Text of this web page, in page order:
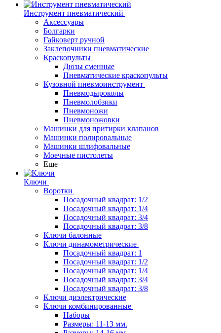
Инструмент пневматический
Аксессуары
Болгарки
Гайковерт ручной
Заклепочники пневматические
Краскопульты
Дюзы сменные
Пневматические краскопульты
Кузовной пневмоинструмент
Пневмодыроколы
Пневмолобзики
Пневмоножи
Пневмоножовки
Машинки для притирки клапанов
Машинки полировальные
Машинки шлифовальные
Моечные пистолеты
Еще
Ключи
Воротки
Посадочный квадрат: 1/2
Посадочный квадрат: 1/4
Посадочный квадрат: 3/4
Посадочный квадрат: 3/8
Ключи балонные
Ключи динамометрические
Посадочный квадрат: 1
Посадочный квадрат: 1/2
Посадочный квадрат: 1/4
Посадочный квадрат: 3/4
Посадочный квадрат: 3/8
Ключи диэлектрические
Ключи комбинированные
Наборы
Размеры: 11-13 мм.